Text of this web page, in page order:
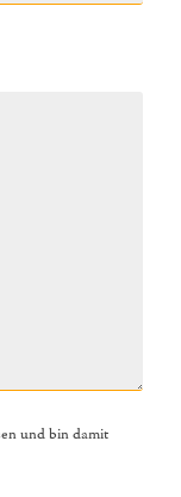
und bin damit